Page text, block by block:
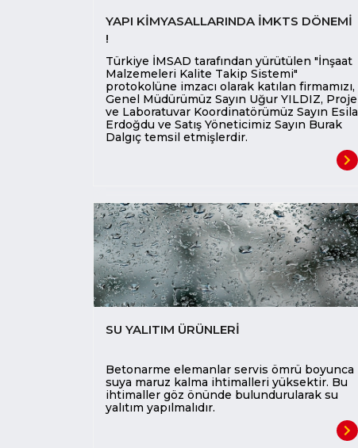
YAPI KIMYASALLARINDA İMKTS DÖNEMI
!
Türkiye İMSAD tarafından yürütülen "İnşaat
Malzemeleri Kalite Takip Sistemi"
protokolüne imzacı olarak katılan firmamızı,
Genel Müdürümüz Sayın Uğur YILDIZ, Proje
ve Laboratuvar Koordinatörümüz Sayın Esila
Erdoğdu ve Satış Yöneticimiz Sayın Burak
Dalgıç temsil etmişlerdir.
SU YALITIM ÜRÜNLERİ
Betonarme elemanlar servis ömrü boyunca
suya maruz kalma ihtimalleri yüksektir. Bu
ihtimaller göz önünde bulundurularak su
yalıtım yapılmalıdır.